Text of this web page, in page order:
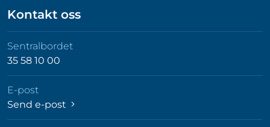
Kontakt oss
Sentralbordet
35 58 10 00
E-post
Send e-post